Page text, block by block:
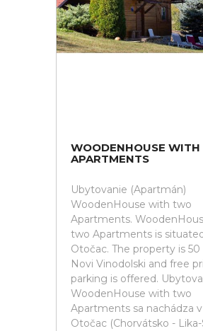
WOODENHOUSE
APARTMENTS
Ubytovanie (Apartmán)
WoodenHouse with two
Apartments.
two Apartments is
Otočac. The property is
Novi Vinodolski and free
parking is offered.
WoodenHouse with two
Apartments sa nachádza
Otočac (Chorvátsko - Lika-